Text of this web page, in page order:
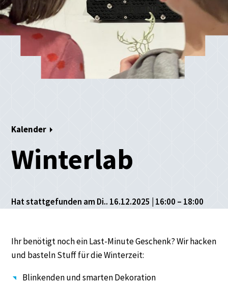
Kalender
Winterlab
Hat stattgefunden am Di.. 16.12.2025 | 16:00 – 18:00
Ihr benötigt noch ein Last-Minute Geschenk? Wir hacken
und basteln Stuff für die Winterzeit:
Blinkenden und smarten Dekoration